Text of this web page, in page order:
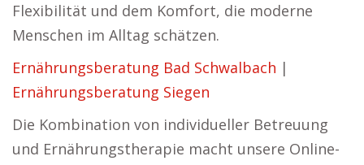
Flexibilität und dem Komfort, die moderne
Menschen im Alltag schätzen.
Ernährungsberatung Bad Schwalbach |
Ernährungsberatung Siegen
Die Kombination von individueller Betreuung
und Ernährungstherapie macht unsere Online-